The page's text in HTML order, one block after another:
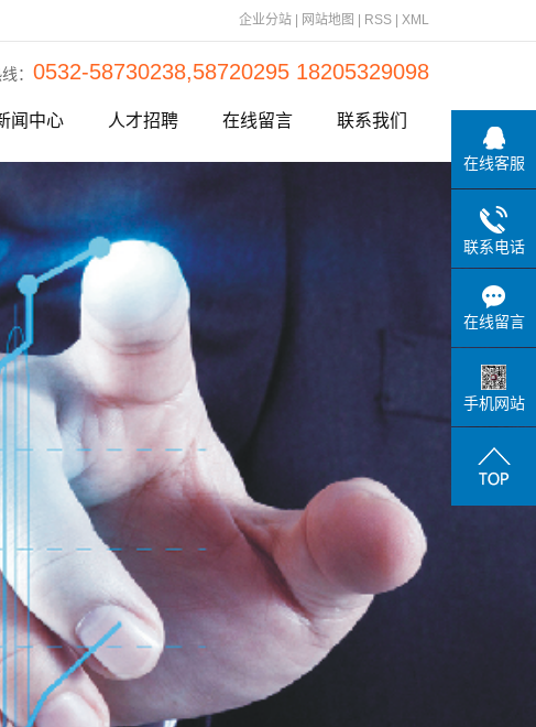
企业分站 网站地图 RSS XML
： 0532-58730238,58720295 18205329098
闻中心
相关问题
人才招聘 在线留言 联系我们
在线客服
联系电话
在线留言
手机网站